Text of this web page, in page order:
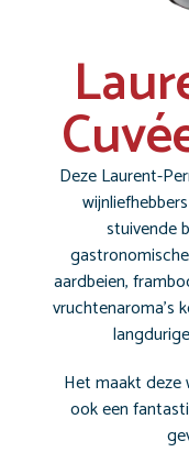
Deze Laurent-
stuivende
aardbeien,
vruchtenaroma’s
Het maakt deze
ook een